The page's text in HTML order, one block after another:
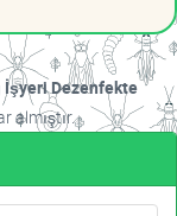
İşyeri Dezenfekte
almıştır.